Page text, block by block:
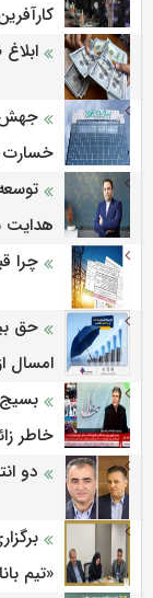
خسارت
هدایت
چرا
حق
امسال از 14.5 همت
بسیج
خاطر
دو
«تیم